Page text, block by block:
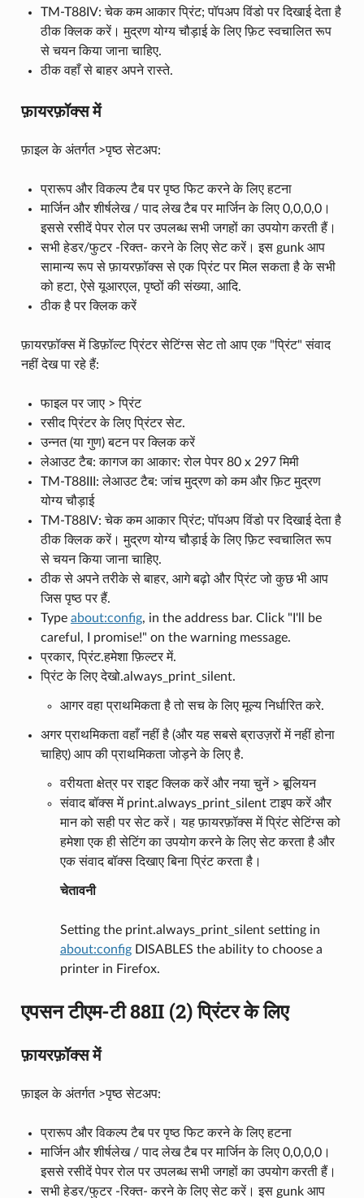
TM-T88IV: चेक कम आकार प्रिंट; पॉपअप विंडो पर दिखाई देता है
ठीक क्लिक करें। मुद्रण योग्य चौड़ाई के लिए फ़िट स्वचालित रूप
से चयन किया जाना चाहिए.
ठीक वहाँ से बाहर अपने रास्ते.
फ़ायरफ़ॉक्स में
फ़ाइल के अंतर्गत >पृष्ठ सेटअप:
प्रारूप और विकल्प टैब पर पृष्ठ फिट करने के लिए हटना
मार्जिन और शीर्षलेख / पाद लेख टैब पर मार्जिन के लिए 0,0,0,0।
इससे रसीदें पेपर रोल पर उपलब्ध सभी जगहों का उपयोग करती हैं।
सभी हेडर/फुटर -रिक्त- करने के लिए सेट करें। इस gunk आप
सामान्य रूप से फ़ायरफ़ॉक्स से एक प्रिंट पर मिल सकता है के सभी
को हटा, ऐसे यूआरएल, पृष्ठों की संख्या, आदि.
ठीक है पर क्लिक करें
फ़ायरफ़ॉक्स में डिफ़ॉल्ट प्रिंटर सेटिंग्स सेट तो आप एक "प्रिंट" संवाद
नहीं देख पा रहे हैं:
फाइल पर जाए > प्रिंट
रसीद प्रिंटर के लिए प्रिंटर सेट.
उन्नत (या गुण) बटन पर क्लिक करें
लेआउट टैब: कागज का आकार: रोल पेपर 80 x 297 मिमी
TM-T88III: लेआउट टैब: जांच मुद्रण को कम और फ़िट मुद्रण
योग्य चौड़ाई
TM-T88IV: चेक कम आकार प्रिंट; पॉपअप विंडो पर दिखाई देता है
ठीक क्लिक करें। मुद्रण योग्य चौड़ाई के लिए फ़िट स्वचालित रूप
से चयन किया जाना चाहिए.
ठीक से अपने तरीके से बाहर, आगे बढ़ो और प्रिंट जो कुछ भी आप
जिस पृष्ठ पर हैं.
Type about:config, in the address bar. Click "I'll be
careful, I promise!" on the warning message.
प्रकार, प्रिंट.हमेशा फ़िल्टर में.
प्रिंट के लिए देखो.always_print_silent.
आगर वहा प्राथमिकता है तो सच के लिए मूल्य निर्धारित करे.
अगर प्राथमिकता वहाँ नहीं है (और यह सबसे ब्राउज़रों में नहीं होना
चाहिए) आप की प्राथमिकता जोड़ने के लिए है.
वरीयता क्षेत्र पर राइट क्लिक करें और नया चुनें > बूलियन
संवाद बॉक्स में print.always_print_silent टाइप करें और
मान को सही पर सेट करें। यह फ़ायरफ़ॉक्स में प्रिंट सेटिंग्स को
हमेशा एक ही सेटिंग का उपयोग करने के लिए सेट करता है और
एक संवाद बॉक्स दिखाए बिना प्रिंट करता है।
चेतावनी
Setting the print.always_print_silent setting in
about:configDISABLES the ability to choose a
printer in Firefox.
एपसन टीएम-टी 88II (2) प्रिंटर के लिए
फ़ायरफ़ॉक्स में
फ़ाइल के अंतर्गत >पृष्ठ सेटअप:
प्रारूप और विकल्प टैब पर पृष्ठ फिट करने के लिए हटना
मार्जिन और शीर्षलेख / पाद लेख टैब पर मार्जिन के लिए 0,0,0,0।
इससे रसीदें पेपर रोल पर उपलब्ध सभी जगहों का उपयोग करती हैं।
सभी हेडर/फुटर -रिक्त- करने के लिए सेट करें। इस gunk आप